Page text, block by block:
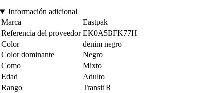
Información adicional
Marca
Eastpak
Referencia del proveedor EK0A5BFK77H
Color
denim negro
Color dominante
Negro
Como
Mixto
Edad
Adulto
Rango
Transit'R